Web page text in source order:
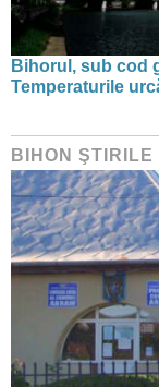
Bihorul, sub cod
Temperaturile
BIHON